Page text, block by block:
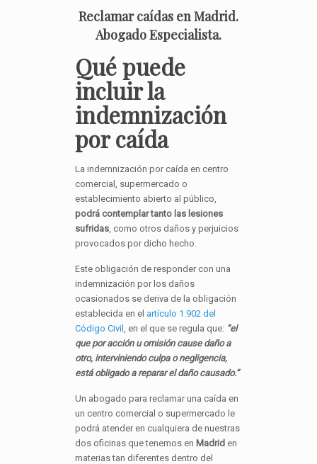
Reclamar caídas en Madrid.
Abogado Especialista.
Qué puede
incluir la
indemnización
por caída
La indemnización por caída en centro
comercial, supermercado o
establecimiento abierto al público,
podrá contemplar tanto las lesiones
sufridas, como otros daños y perjuicios
provocados por dicho hecho.
Este obligación de responder con una
indemnización por los daños
ocasionados se deriva de la obligación
establecida en el artículo 1.902 del
Código Civil
, en el que se regula que: “el
que por acción u omisión cause daño a
otro, interviniendo culpa o negligencia,
está obligado a reparar el daño causado.”
Un abogado para reclamar una caída en
un centro comercial o supermercado le
podrá atender en cualquiera de nuestras
dos oficinas que tenemos en Madriden
materias tan diferentes dentro del